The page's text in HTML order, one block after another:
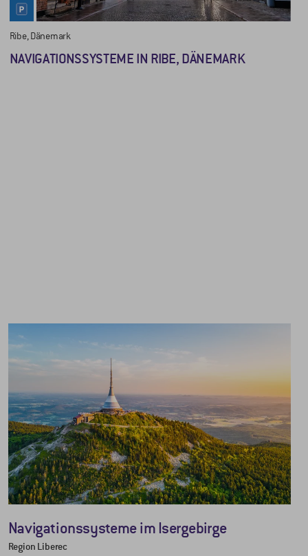
Ribe, Dänemark
NAVIGATIONSSYSTEME IN RIBE, DÄNEMARK
Navigationssysteme im Isergebirge
Region Liberec